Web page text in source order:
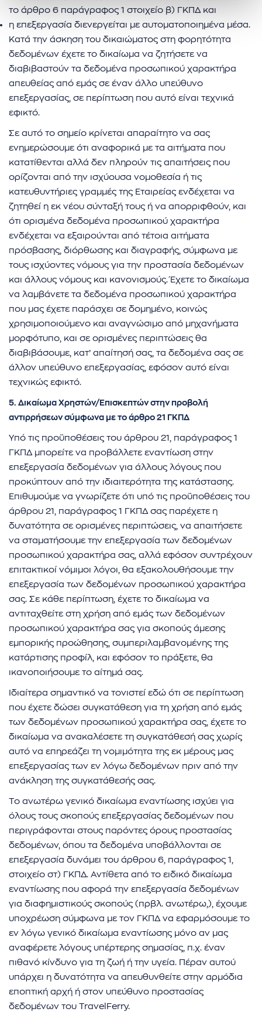
το άρθρο 6 παράγραφος 1 στοιχείο β) ΓΚΠΔ και
η επεξεργασία διενεργείται με αυτοματοποιημένα μέσα.
Κατά την άσκηση του δικαιώματος στη φορητότητα
δεδομένων έχετε το δικαίωμα να ζητήσετε να
διαβιβαστούν τα δεδομένα προσωπικού χαρακτήρα
απευθείας από εμάς σε έναν άλλο υπεύθυνο
επεξεργασίας, σε περίπτωση που αυτό είναι τεχνικά
εφικτό.
Σε αυτό το σημείο κρίνεται απαραίτητο να σας
ενημερώσουμε ότι αναφορικά με τα αιτήματα που
κατατίθενται αλλά δεν πληρούν τις απαιτήσεις που
ορίζονται από την ισχύουσα νομοθεσία ή τις
κατευθυντήριες γραμμές της Εταιρείας ενδέχεται να
ζητηθεί η εκ νέου σύνταξή τους ή να απορριφθούν, και
ότι ορισμένα δεδομένα προσωπικού χαρακτήρα
ενδέχεται να εξαιρούνται από τέτοια αιτήματα
πρόσβασης, διόρθωσης και διαγραφής, σύμφωνα με
τους ισχύοντες νόμους για την προστασία δεδομένων
και άλλους νόμους και κανονισμούς. Έχετε το δικαίωμα
να λαμβάνετε τα δεδομένα προσωπικού χαρακτήρα
που μας έχετε παράσχει σε δομημένο, κοινώς
χρησιμοποιούμενο και αναγνώσιμο από μηχανήματα
μορφότυπο, και σε ορισμένες περιπτώσεις θα
διαβιβάσουμε, κατ’ απαίτησή σας, τα δεδομένα σας σε
άλλον υπεύθυνο επεξεργασίας, εφόσον αυτό είναι
τεχνικώς εφικτό.
5. Δικαίωμα Χρηστών/Επισκεπτών στην προβολή
αντιρρήσεων σύμφωνα με το άρθρο 21 ΓΚΠΔ
Υπό τις προϋποθέσεις του άρθρου 21, παράγραφος 1
ΓΚΠΔ μπορείτε να προβάλλετε εναντίωση στην
επεξεργασία δεδομένων για άλλους λόγους που
προκύπτουν από την ιδιαιτερότητα της κατάστασης.
Επιθυμούμε να γνωρίζετε ότι υπό τις προϋποθέσεις του
άρθρου 21, παράγραφος 1 ΓΚΠΔ σας παρέχετε η
δυνατότητα σε ορισμένες περιπτώσεις, να απαιτήσετε
να σταματήσουμε την επεξεργασία των δεδομένων
προσωπικού χαρακτήρα σας, αλλά εφόσον συντρέχουν
επιτακτικοί νόμιμοι λόγοι, θα εξακολουθήσουμε την
επεξεργασία των δεδομένων προσωπικού χαρακτήρα
σας. Σε κάθε περίπτωση, έχετε το δικαίωμα να
αντιταχθείτε στη χρήση από εμάς των δεδομένων
προσωπικού χαρακτήρα σας για σκοπούς άμεσης
εμπορικής προώθησης, συμπεριλαμβανομένης της
κατάρτισης προφίλ, και εφόσον το πράξετε, θα
ικανοποιήσουμε το αίτημά σας.
Ιδιαίτερα σημαντικό να τονιστεί εδώ ότι σε περίπτωση
που έχετε δώσει συγκατάθεση για τη χρήση από εμάς
των δεδομένων προσωπικού χαρακτήρα σας, έχετε το
δικαίωμα να ανακαλέσετε τη συγκατάθεσή σας χωρίς
αυτό να επηρεάζει τη νομιμότητα της εκ μέρους μας
επεξεργασίας των εν λόγω δεδομένων πριν από την
ανάκληση της συγκατάθεσής σας.
Το ανωτέρω γενικό δικαίωμα εναντίωσης ισχύει για
όλους τους σκοπούς επεξεργασίας δεδομένων που
περιγράφονται στους παρόντες όρους προστασίας
δεδομένων, όπου τα δεδομένα υποβάλλονται σε
επεξεργασία δυνάμει του άρθρου 6, παράγραφος 1,
στοιχείο στ) ΓΚΠΔ. Αντίθετα από το ειδικό δικαίωμα
εναντίωσης που αφορά την επεξεργασία δεδομένων
για διαφημιστικούς σκοπούς (πρβλ. ανωτέρω,), έχουμε
υποχρέωση σύμφωνα με τον ΓΚΠΔ να εφαρμόσουμε το
εν λόγω γενικό δικαίωμα εναντίωσης μόνο αν μας
αναφέρετε λόγους υπέρτερης σημασίας, π.χ. έναν
πιθανό κίνδυνο για τη ζωή ή την υγεία. Πέραν αυτού
υπάρχει η δυνατότητα να απευθυνθείτε στην αρμόδια
εποπτική αρχή ή στον υπεύθυνο προστασίας
δεδομένων του TravelFerry.